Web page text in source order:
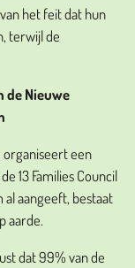
het feit dat hun
terwijl de
de Nieuwe
organiseert een
13 Families Council
aangeeft, bestaat
aarde.
dat 99% van de